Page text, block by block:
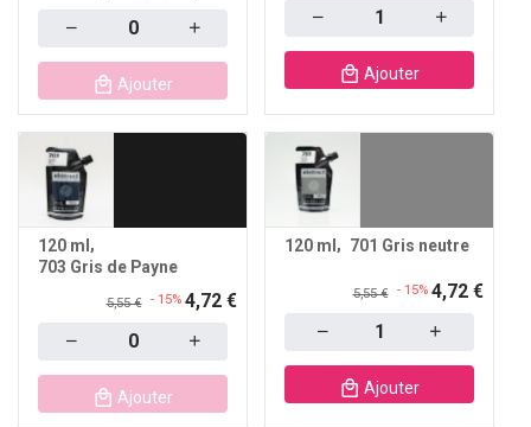
Ajouter
Ajouter
120 ml
703 Gris de Payne
5,55 € - 15% 4,72 €
Ajouter
120 ml 701 Gris neutre
5,55 € - 15% 4,72 €
Ajouter